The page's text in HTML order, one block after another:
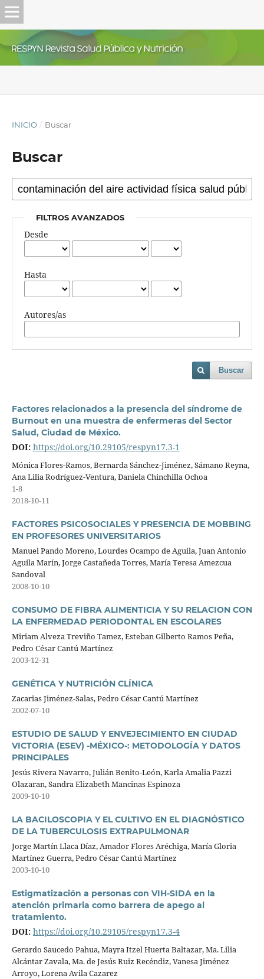
INICIO / Buscar
Buscar
FILTROS AVANZADOS
Desde
Hasta
Autores/as
Buscar
Factores relacionados a la presencia del síndrome de
Burnout en una muestra de enfermeras del Sector
Salud, Ciudad de México.
DOI: https://doi.org/10.29105/respyn17.3-1
Mónica Flores-Ramos, Bernarda Sánchez-Jiménez, Sámano Reyna,
Ana Lilia Rodríguez-Ventura, Daniela Chinchilla Ochoa
1-8
2018-10-11
FACTORES PSICOSOCIALES Y PRESENCIA DE MOBBING
EN PROFESORES UNIVERSITARIOS
Manuel Pando Moreno, Lourdes Ocampo de Aguila, Juan Antonio
Aguila Marín, Jorge Castañeda Torres, María Teresa Amezcua
Sandoval
2008-10-10
CONSUMO DE FIBRA ALIMENTICIA Y SU RELACION CON
LA ENFERMEDAD PERIODONTAL EN ESCOLARES
Miriam Alveza Treviño Tamez, Esteban Gilberto Ramos Peña,
Pedro César Cantú Martínez
2003-12-31
GENÉTICA Y NUTRICIÓN CLÍNICA
Zacarias Jiménez-Salas, Pedro César Cantú Martínez
2002-07-10
ESTUDIO DE SALUD Y ENVEJECIMIENTO EN CIUDAD
VICTORIA (ESEV) -MÉXICO-: METODOLOGÍA Y DATOS
PRINCIPALES
Jesús Rivera Navarro, Julián Benito-León, Karla Amalia Pazzi
Olazaran, Sandra Elizabeth Mancinas Espinoza
2009-10-10
LA BACILOSCOPIA Y EL CULTIVO EN EL DIAGNÓSTICO
DE LA TUBERCULOSIS EXTRAPULMONAR
Jorge Martín Llaca Díaz, Amador Flores Aréchiga, María Gloria
Martínez Guerra, Pedro César Cantú Martínez
2003-10-10
Estigmatización a personas con VIH-SIDA en la
atención primaria como barrera de apego al
tratamiento.
DOI: https://doi.org/10.29105/respyn17.3-4
Gerardo Saucedo Pahua, Mayra Itzel Huerta Baltazar, Ma. Lilia
Alcántar Zavala, Ma. de Jesús Ruiz Recéndiz, Vanesa Jiménez
Arroyo, Lorena Avila Cazarez